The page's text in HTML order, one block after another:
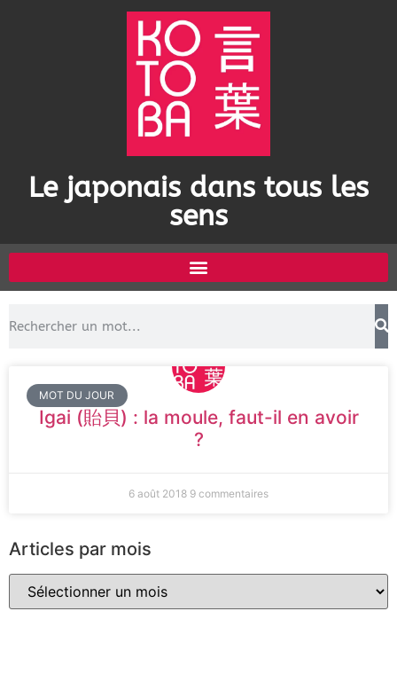
Le japonais dans tous les
sens
MOT DU JOUR
Igai (貽貝) : la moule, faut-il en avoir
?
6 août 2018 9 commentaires
Articles par mois